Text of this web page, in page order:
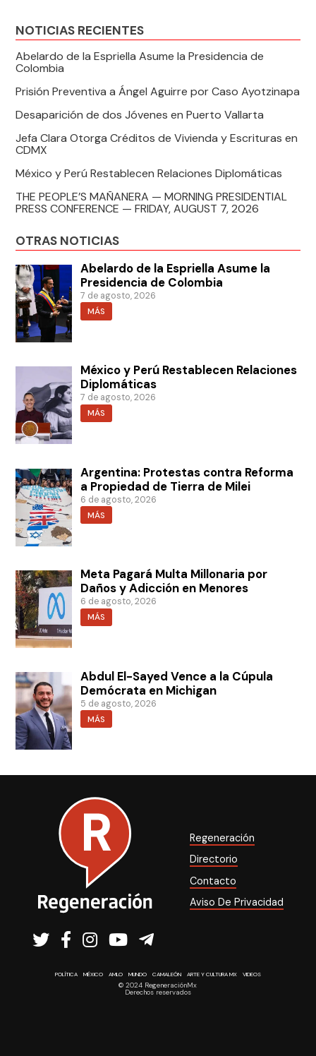
NOTICIAS RECIENTES
Abelardo de la Espriella Asume la Presidencia de
Colombia
Prisión Preventiva a Ángel Aguirre por Caso Ayotzinapa
Desaparición de dos Jóvenes en Puerto Vallarta
Jefa Clara Otorga Créditos de Vivienda y Escrituras en
CDMX
México y Perú Restablecen Relaciones Diplomáticas
THE PEOPLE’S MAÑANERA — MORNING PRESIDENTIAL
PRESS CONFERENCE — FRIDAY, AUGUST 7, 2026
OTRAS NOTICIAS
Abelardo de la Espriella Asume la
Presidencia de Colombia
7 de agosto, 2026
MÁS
México y Perú Restablecen Relaciones
Diplomáticas
7 de agosto, 2026
MÁS
Argentina: Protestas contra Reforma
a Propiedad de Tierra de Milei
6 de agosto, 2026
MÁS
Meta Pagará Multa Millonaria por
Daños y Adicción en Menores
6 de agosto, 2026
MÁS
Abdul El-Sayed Vence a la Cúpula
Demócrata en Michigan
5 de agosto, 2026
MÁS
Regeneración
Directorio
Contacto
Aviso De Privacidad
POLÍTICA MÉXICO AMLO MUNDO CAMALEÓN ARTE Y CULTURA MX VIDEOS
© 2024 RegeneraciónMx
Derechos reservados